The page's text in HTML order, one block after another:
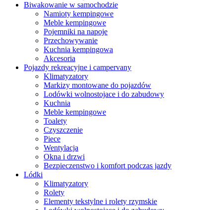
Biwakowanie w samochodzie
Namioty kempingowe
Meble kempingowe
Pojemniki na napoje
Przechowywanie
Kuchnia kempingowa
Akcesoria
Pojazdy rekreacyjne i campervany
Klimatyzatory
Markizy montowane do pojazdów
Lodówki wolnostojace i do zabudowy
Kuchnia
Meble kempingowe
Toalety
Czyszczenie
Piece
Wentylacja
Okna i drzwi
Bezpieczenstwo i komfort podczas jazdy
Lódki
Klimatyzatory
Rolety
Elementy tekstylne i rolety rzymskie